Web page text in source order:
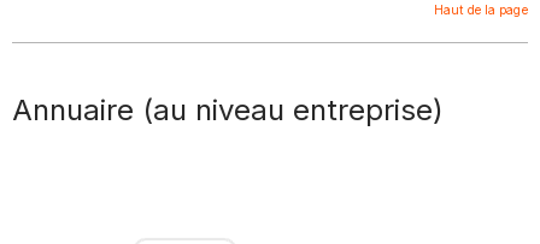
Haut de la page
Annuaire (au niveau entreprise)